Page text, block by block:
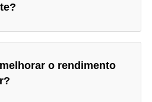
o rendimento